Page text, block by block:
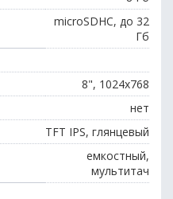
microSDHC, до 32
Гб
8", 1024x768
нет
TFT IPS, глянцевый
емкостный,
мультитач